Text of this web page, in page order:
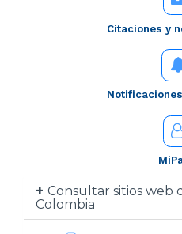
Citaciones y
Consultar sitios web
Colombia